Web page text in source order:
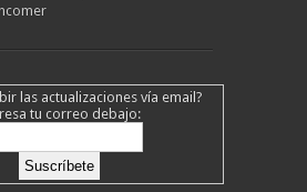
las actualizaciones vía email?
tu correo debajo: